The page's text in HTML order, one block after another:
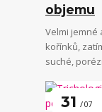
objemu
Velmi jemné
kořínků,
suché,
31 07